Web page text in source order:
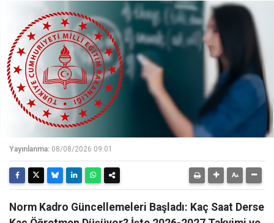
Yayınlanma: 08/08/2026 09:01
Norm Kadro Güncellemeleri Başladı: Kaç Saat Derse